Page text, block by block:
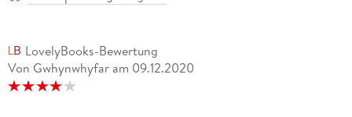
LovelyBooks-Bewertung
Von Gwhynwhyfar am 09.12.2020